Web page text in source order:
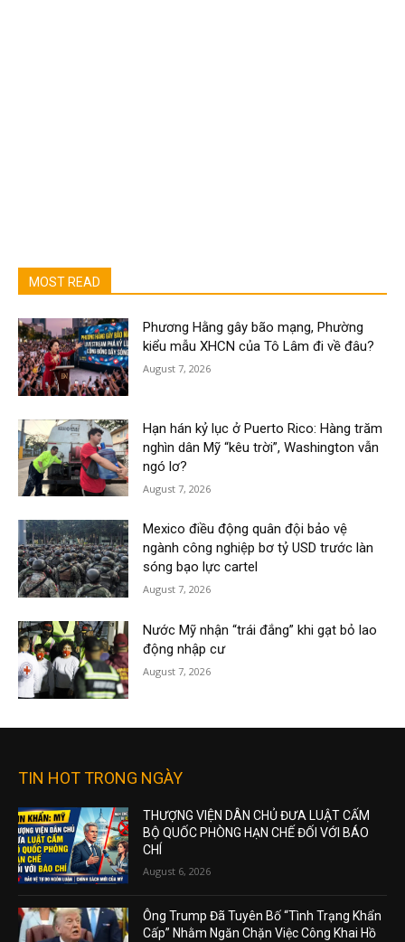
MOST READ
Phương Hằng gây bão mạng, Phường
kiểu mẫu XHCN của Tô Lâm đi về đâu?
August 7, 2026
Hạn hán kỷ lục ở Puerto Rico: Hàng trăm
nghìn dân Mỹ “kêu trời”, Washington vẫn
ngó lơ?
August 7, 2026
Mexico điều động quân đội bảo vệ
ngành công nghiệp bơ tỷ USD trước làn
sóng bạo lực cartel
August 7, 2026
Nước Mỹ nhận “trái đắng” khi gạt bỏ lao
động nhập cư
August 7, 2026
TIN HOT TRONG NGÀY
THƯỢNG VIỆN DÂN CHỦ ĐƯA LUẬT CẤM
BỘ QUỐC PHÒNG HẠN CHẾ ĐỐI VỚI BÁO
CHÍ
August 6, 2026
Ông Trump Đã Tuyên Bố “Tình Trạng Khẩn
Cấp” Nhằm Ngăn Chặn Việc Công Khai Hồ